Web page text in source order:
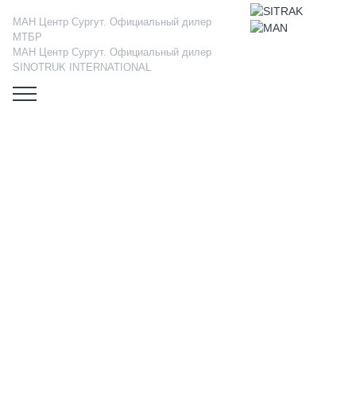
МАН Центр Сургут. Официальный дилер
МТБР
МАН Центр Сургут. Официальный дилер
SINOTRUK INTERNATIONAL